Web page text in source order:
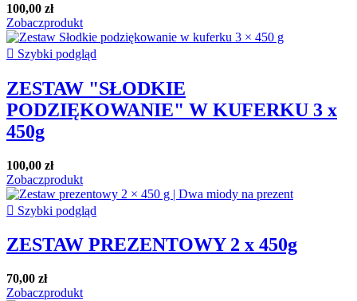
100,00 zł
Zobaczprodukt
 Szybki podgląd
ZESTAW "SŁODKIE
PODZIĘKOWANIE" W KUFERKU 3 x
450g
100,00 zł
Zobaczprodukt
 Szybki podgląd
ZESTAW PREZENTOWY 2 x 450g
70,00 zł
Zobaczprodukt